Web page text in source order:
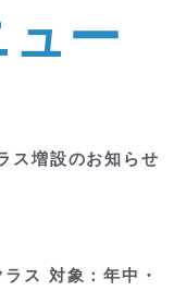
ー
ス増設のお知らせ
ス 対象：年中・